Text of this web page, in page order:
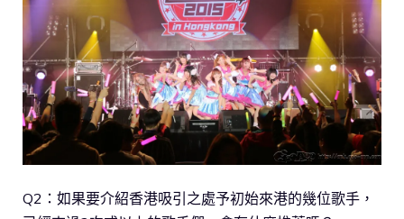
Q2：如果要介紹香港吸引之處予初始來港的幾位歌手，